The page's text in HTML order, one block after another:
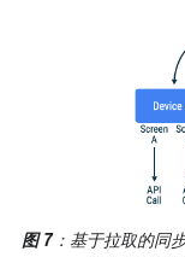
图 7：基于拉取的同